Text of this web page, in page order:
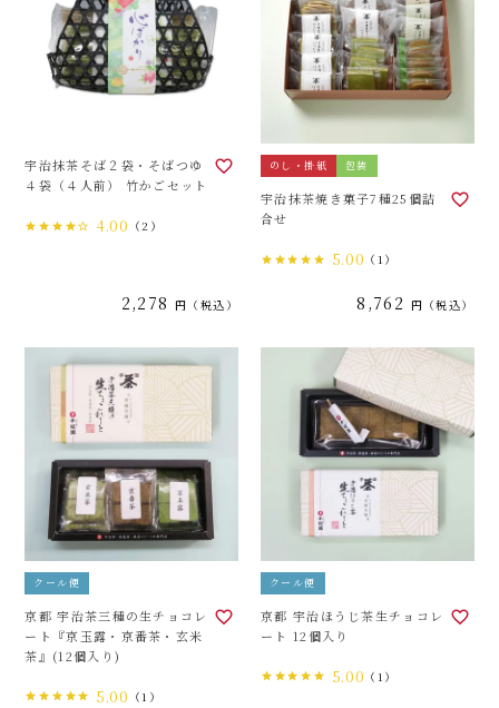
宇治抹茶そば２袋・そばつゆ
４袋（４人前） 竹かごセット
4.00 （2）
2,278 税込
のし・掛紙 包装
宇治抹茶焼き菓子7種25個詰
合せ
5.00 （1）
8,762 税込
クール便
京都 宇治茶三種の生チョコレ
ート『京玉露・京番茶・玄米
茶』(12個入り)
5.00 （1）
クール便
京都 宇治ほうじ茶生チョコレ
ート 12個入り
5.00 （1）